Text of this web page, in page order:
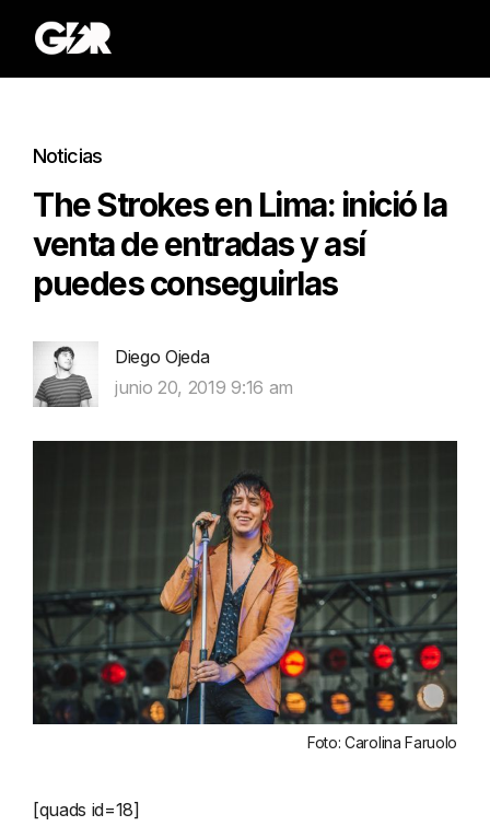
Noticias
The Strokes en Lima: inició la
venta de entradas y así
puedes conseguirlas
Diego Ojeda
junio 20, 2019 9:16 am
Foto: Carolina Faruolo
[quads id=18]